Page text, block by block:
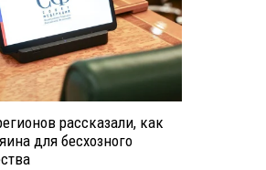
рассказали, как
для бесхозного